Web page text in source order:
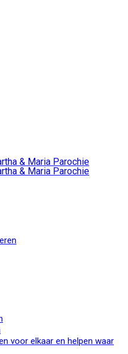
voor elkaar en helpen waar